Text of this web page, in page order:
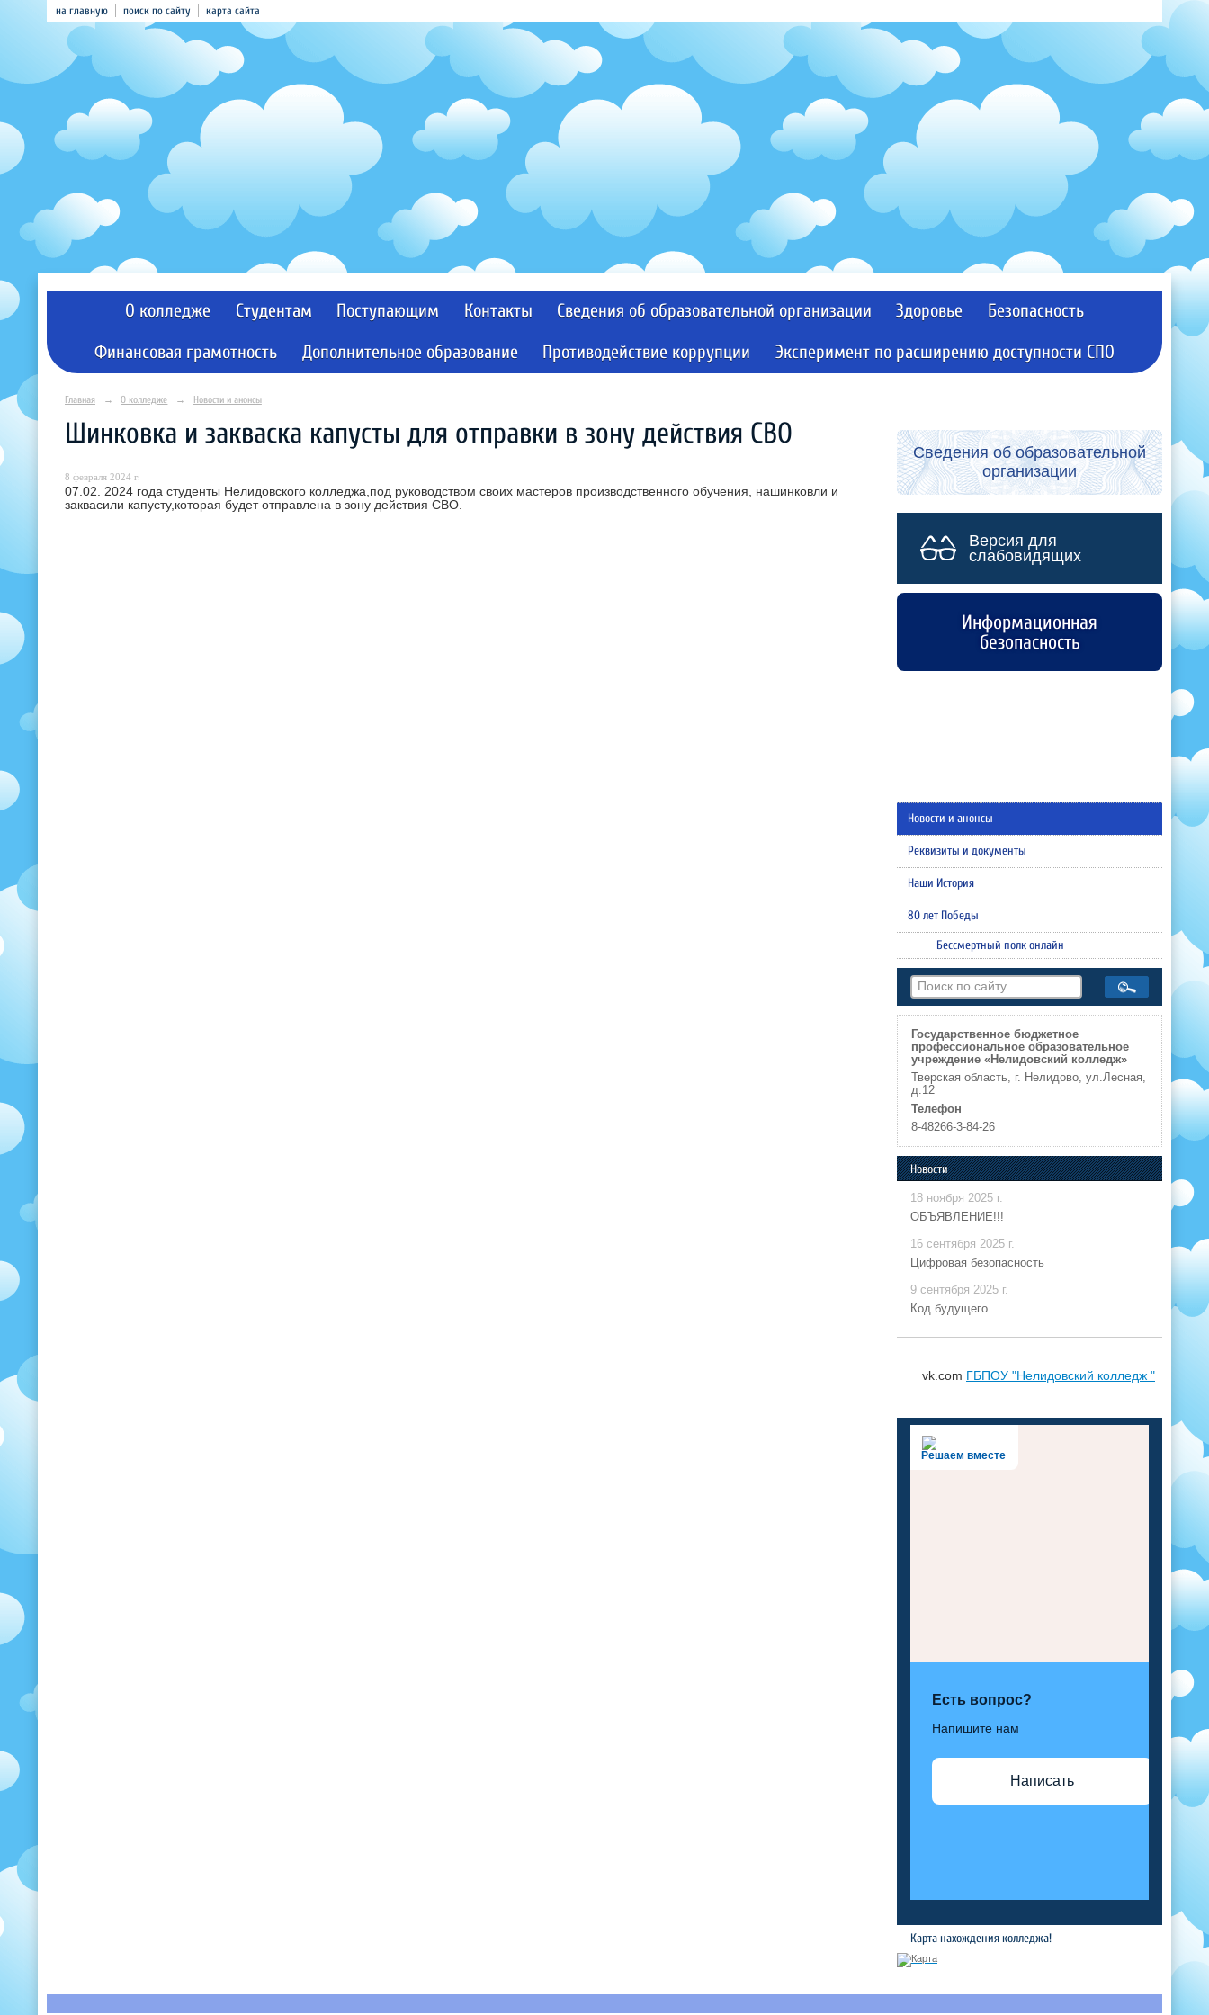
на главную поиск по сайту карта сайта
О колледже Студентам Поступающим Контакты Сведения об образовательной организации Здоровье
Безопасность
Финансовая грамотность
Дополнительное образование Противодействие коррупции Эксперимент по расширению доступности СПО
Главная → О колледже → Новости и анонсы
Шинковка и закваска капусты для отправки в зону действия СВО
8 февраля 2024 г.
07.02. 2024 года студенты Нелидовского колледжа,под руководством своих мастеров производственного обучения, нашинковли и
заквасили капусту,которая будет отправлена в зону действия СВО.
Сведения об образовательной
организации
Версия для
слабовидящих
Информационная
безопасность
Новости и анонсы
Реквизиты и документы
Наши История
80 лет Победы
Бессмертный полк онлайн
Государственное бюджетное
профессиональное образовательное
учреждение «Нелидовский колледж»
Тверская область, г. Нелидово, ул.Лесная,
д.12
Телефон
8-48266-3-84-26
Новости
18 ноября 2025 г.
ОБЪЯВЛЕНИЕ!!!
16 сентября 2025 г.
Цифровая безопасность
9 сентября 2025 г.
Код будущего
vk.com ГБПОУ "Нелидовский колледж "
Решаем вместе
Есть вопрос?
Напишите нам
Написать
Карта нахождения колледжа!